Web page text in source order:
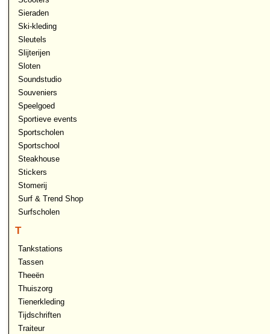
Sieraden
Ski-kleding
Sleutels
Slijterijen
Sloten
Soundstudio
Souveniers
Speelgoed
Sportieve events
Sportscholen
Sportschool
Steakhouse
Stickers
Stomerij
Surf & Trend Shop
Surfscholen
T
Tankstations
Tassen
Theeën
Thuiszorg
Tienerkleding
Tijdschriften
Traiteur